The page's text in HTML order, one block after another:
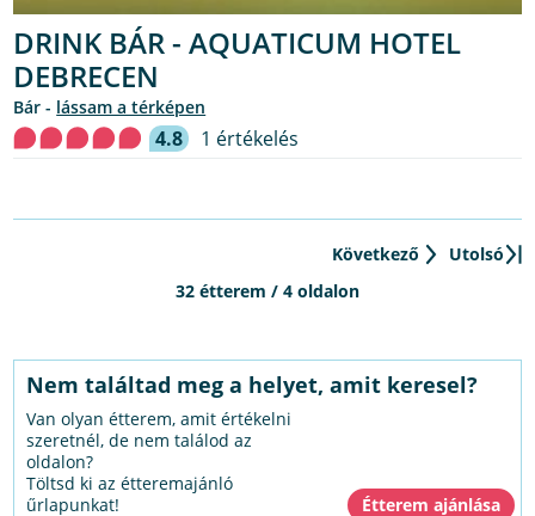
DRINK BÁR - AQUATICUM HOTEL
DEBRECEN
bár - lássam a térképen
4.8 1 értékelés
Következő
Utolsó
32 étterem / 4 oldalon
Nem találtad meg a helyet, amit keresel?
Van olyan étterem, amit értékelni
szeretnél, de nem találod az
oldalon?
Töltsd ki az étteremajánló
űrlapunkat!